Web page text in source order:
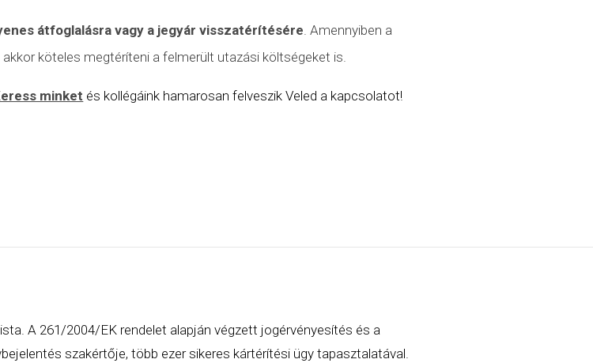
átfoglalásra vagy a jegyár visszatérítésére. Amennyiben a
köteles megtéríteni a felmerült utazási költségeket is.
minket és kollégáink hamarosan felveszik Veled a kapcsolatot!
A 261/2004/EK rendelet alapján végzett jogérvényesítés és a
szakértője, több ezer sikeres kártérítési ügy tapasztalatával.